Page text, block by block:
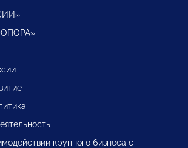
крупного бизнеса с